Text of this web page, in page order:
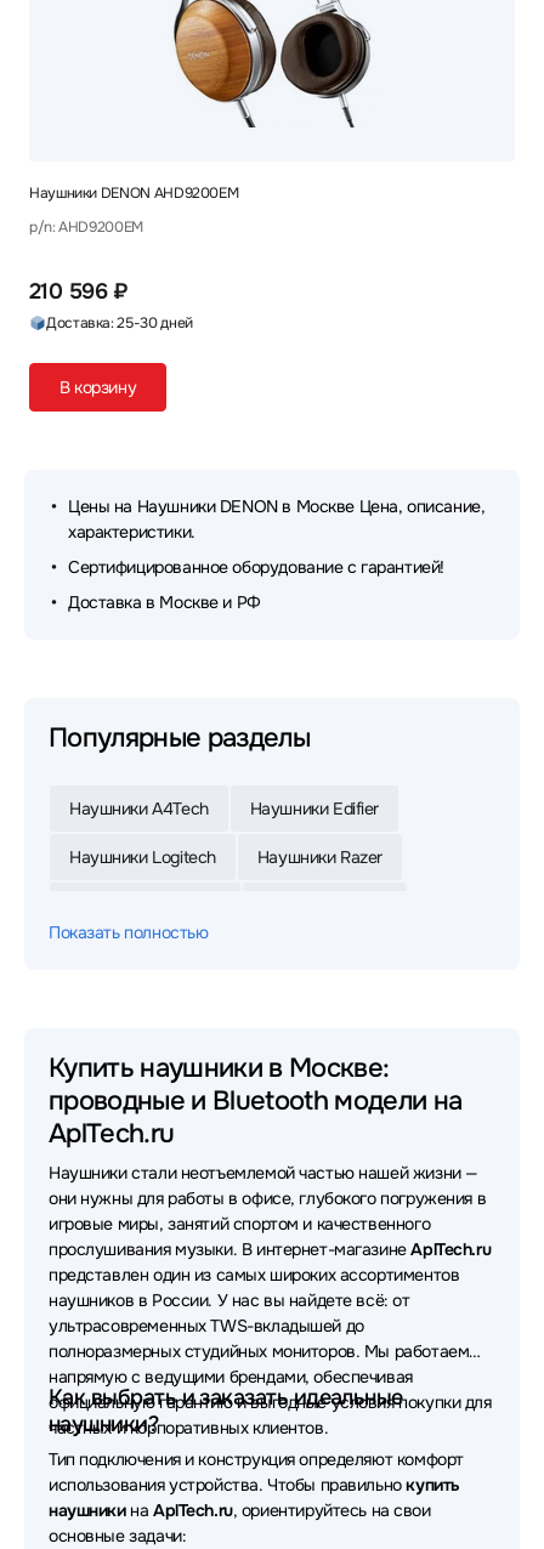
Наушники DENON AHD9200EM
p/n: AHD9200EM
210 596 ₽
Доставка: 25-30 дней
В корзину
Цены на Наушники DENON в Москве Цена, описание,
характеристики.
Сертифицированное оборудование с гарантией!
Доставка в Москве и РФ
Популярные разделы
Наушники A4Tech Наушники Edifier
Наушники Logitech Наушники Razer
Наушники Oklick Наушники Sven
Наушники MONSTER
Наушники Apple Наушники Asus
Наушники Sennheiser Наушники FiiO
Наушники Samsung Наушники Bloody
Наушники UGREEN Наушники VT
Наушники Poly Наушники OneOdio
Наушники Lenovo Наушники SteelSeries
Наушники Bang&Olufsen Наушники Acer
Наушники QCY
Показать полностью
Купить наушники в Москве:
проводные и Bluetooth модели на
AplTech.ru
Наушники стали неотъемлемой частью нашей жизни —
они нужны для работы в офисе, глубокого погружения в
игровые миры, занятий спортом и качественного
прослушивания музыки. В интернет-магазинеAplTech.ru
представлен один из самых широких ассортиментов
наушников в России. У нас вы найдете всё: от
ультрасовременных TWS-вкладышей до
полноразмерных студийных мониторов. Мы работаем
напрямую с ведущими брендами, обеспечивая
официальную гарантию и выгодные условия покупки для
частных и корпоративных клиентов.
Как выбрать и заказать идеальные
наушники?
Тип подключения и конструкция определяют комфорт
использования устройства. Чтобы правильнокупить
наушникина AplTech.ru, ориентируйтесь на свои
основные задачи: